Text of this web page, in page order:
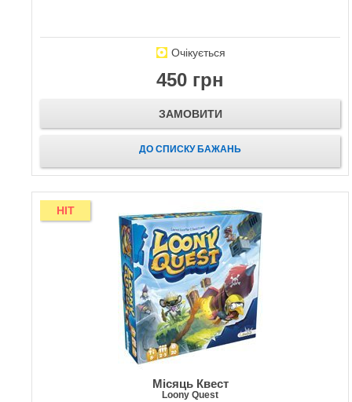
Очікується
450 грн
ЗАМОВИТИ
ДО СПИСКУ БАЖАНЬ
HIT
Місяць Квест
Loony Quest